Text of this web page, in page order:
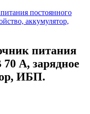
питания
70 А, зарядное
ИБП.